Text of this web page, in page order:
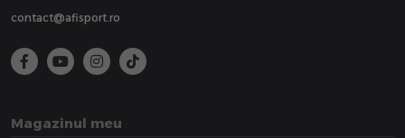
contact@afisport.ro
Magazinul meu